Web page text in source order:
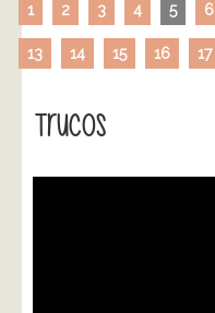
1 2 3 4 5 6
13 14 15 16 17
Trucos